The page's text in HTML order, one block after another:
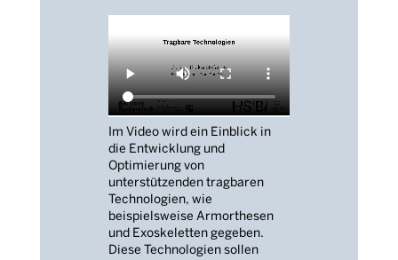
Im Video wird ein Einblick in
die Entwicklung und
Optimierung von
unterstützenden tragbaren
Technologien, wie
beispielsweise Armorthesen
und Exoskeletten gegeben.
Diese Technologien sollen